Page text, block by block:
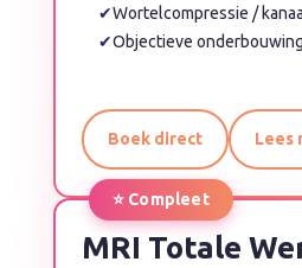
✔Wortelcompressie /
✔Objectieve
Boek direct Lees
⭐ Compleet
MRI Totale